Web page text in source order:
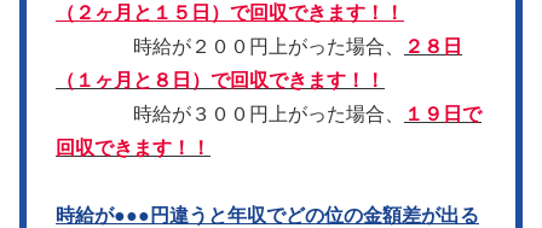
（２ヶ月と１５日）で回収できます！！
時給が２００円上がった場合、
２８日
（１ヶ月と８日）で回収できます！！
時給が３００円上がった場合、
１９日で
回収できます！！
時給が●●●円違うと年収でどの位の金額差が出る